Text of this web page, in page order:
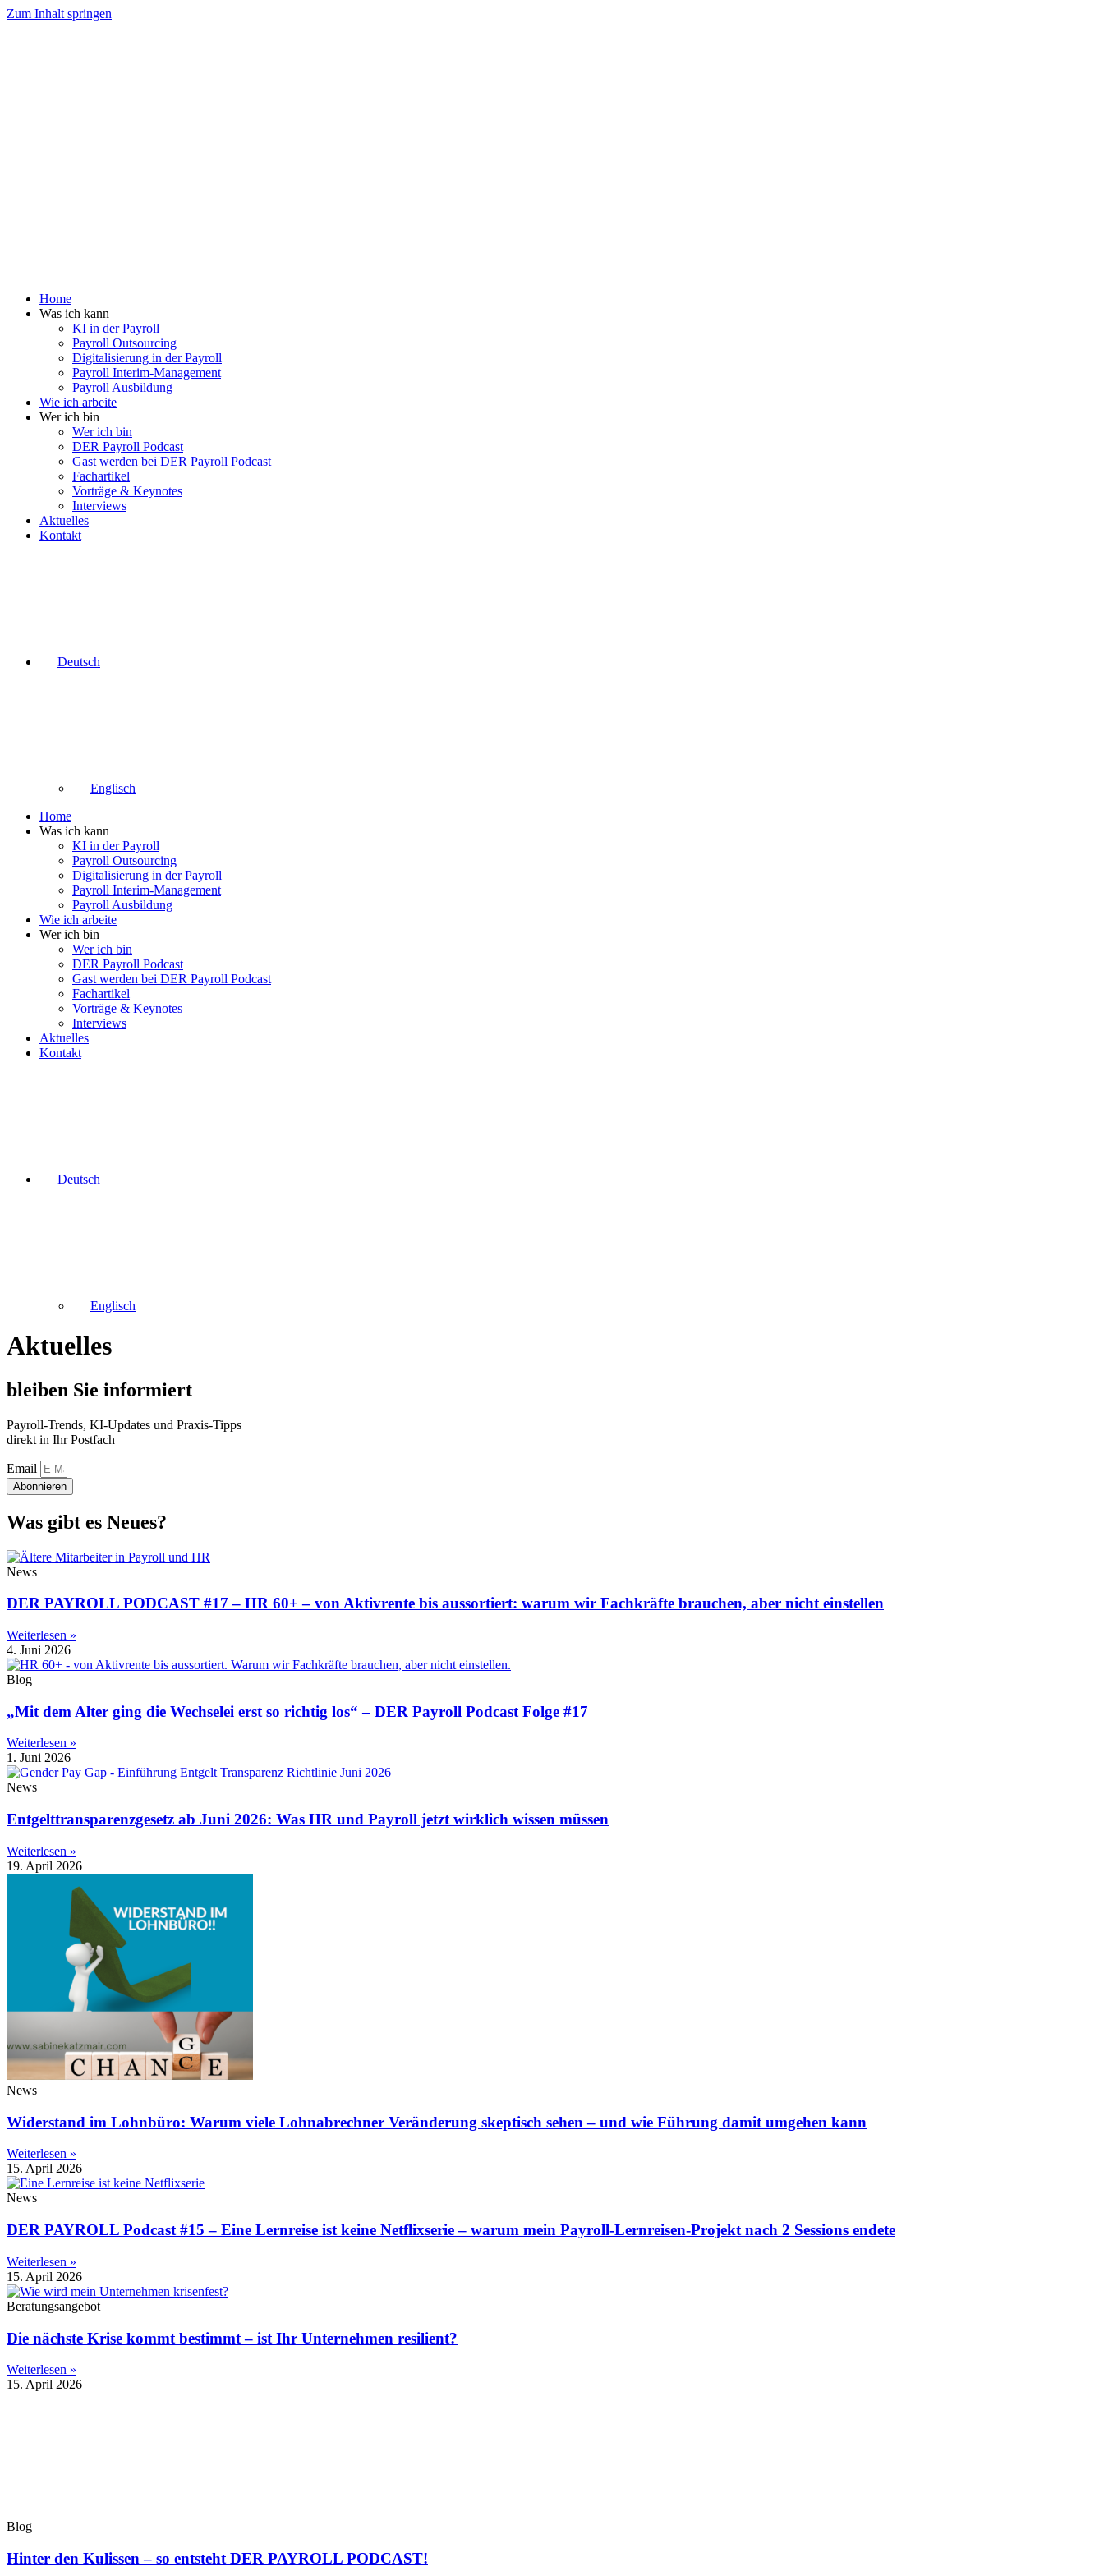
Zum Inhalt springen
Home
Was ich kann
KI in der Payroll
Payroll Outsourcing
Digitalisierung in der Payroll
Payroll Interim-Management
Payroll Ausbildung
Wie ich arbeite
Wer ich bin
Wer ich bin
DER Payroll Podcast
Gast werden bei DER Payroll Podcast
Fachartikel
Vorträge & Keynotes
Interviews
Aktuelles
Kontakt
Deutsch
Englisch
Home
Was ich kann
KI in der Payroll
Payroll Outsourcing
Digitalisierung in der Payroll
Payroll Interim-Management
Payroll Ausbildung
Wie ich arbeite
Wer ich bin
Wer ich bin
DER Payroll Podcast
Gast werden bei DER Payroll Podcast
Fachartikel
Vorträge & Keynotes
Interviews
Aktuelles
Kontakt
Deutsch
Englisch
Aktuelles
bleiben Sie informiert
Payroll-Trends, KI-Updates und Praxis-Tipps
direkt in Ihr Postfach
Email
Abonnieren
Was gibt es Neues?
News
DER PAYROLL PODCAST #17 – HR 60+ – von Aktivrente bis aussortiert: warum wir Fachkräfte brauchen, aber nicht einstellen
Weiterlesen »
4. Juni 2026
Blog
„Mit dem Alter ging die Wechselei erst so richtig los“ – DER Payroll Podcast Folge #17
Weiterlesen »
1. Juni 2026
News
Entgelttransparenzgesetz ab Juni 2026: Was HR und Payroll jetzt wirklich wissen müssen
Weiterlesen »
19. April 2026
News
Widerstand im Lohnbüro: Warum viele Lohnabrechner Veränderung skeptisch sehen – und wie Führung damit umgehen kann
Weiterlesen »
15. April 2026
News
DER PAYROLL Podcast #15 – Eine Lernreise ist keine Netflixserie – warum mein Payroll-Lernreisen-Projekt nach 2 Sessions endete
Weiterlesen »
15. April 2026
Beratungsangebot
Die nächste Krise kommt bestimmt – ist Ihr Unternehmen resilient?
Weiterlesen »
15. April 2026
Blog
Hinter den Kulissen – so entsteht DER PAYROLL PODCAST!